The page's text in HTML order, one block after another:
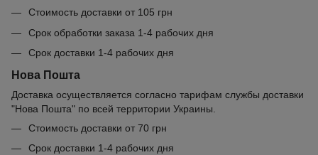
Стоимость доставки от 105 грн
Срок обработки заказа 1-4 рабочих дня
Срок доставки 1-4 рабочих дня
Нова Пошта
Доставка осуществляется согласно тарифам службы доставки
"Нова Пошта" по всей территории Украины.
Стоимость доставки от 70 грн
Срок доставки 1-4 рабочих дня